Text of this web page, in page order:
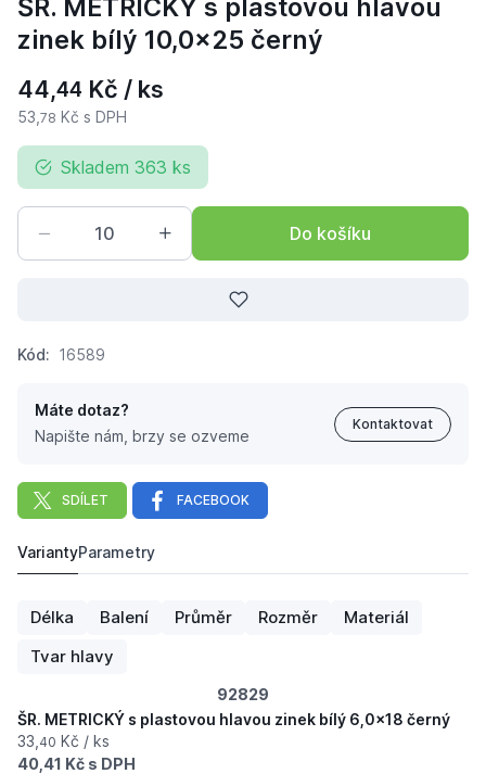
ŠR. METRICKÝ s plastovou hlavou
zinek bílý 10,0x25 černý
44,44 Kč / ks
53, 78 Kč s DPH
Skladem 363 ks
Do košíku
Kód: 16589
Máte dotaz?
Napište nám, brzy se ozveme
Kontaktovat
SDÍLET FACEBOOK
ŠR. METRICKÝ s plastovou hlavou zinek bílý 10,0x25
44, Kč
VariantyParametry
Délka Balení Průměr Rozměr
Materiál
Tvar hlavy
92829
ŠR. METRICKÝ s plastovou hlavou zinek bílý 6,0x18 černý
33, 40 Kč / ks
40,41 Kč s DPH